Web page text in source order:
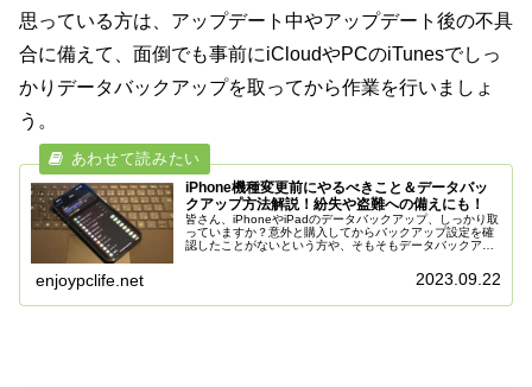
思っている方は、アップデート中やアップデート後の不具
合に備えて、面倒でも事前にiCloudやPCのiTunesでしっ
かりデータバックアップを取ってから作業を行いましょ
う。
iPhone機種変更前にやるべきこと＆データバッ
クアップ方法解説！紛失や盗難への備えにも！
皆さん、iPhoneやiPadのデータバックアップ、しっかり取
っていますか？意外と購入してからバックアップ設定を確
認したことがないという方や、そもそもデータバックアッ
enjoypclife.net 2023.09.22